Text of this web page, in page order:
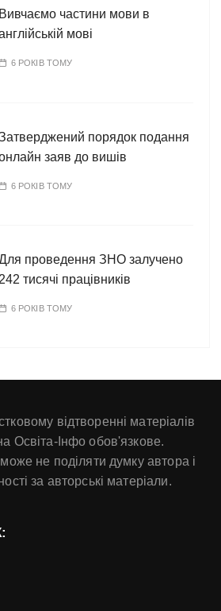
Вивчаємо частини мови в
мові
6 РОКІВ ТОМУ
порядок подання
заяв до вишів
6 РОКІВ ТОМУ
проведення ЗНО залучено
242 тисячі працівників
6 РОКІВ ТОМУ
відтворенні матеріалів
Освіта-Інфо обов'язкове.
не поділяти думку автора і
за авторські матеріали.